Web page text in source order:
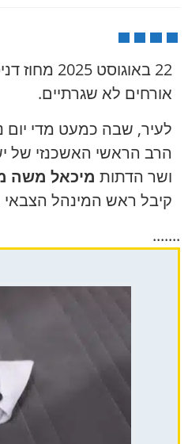
22 באוגוסט
אורחים לא שגרתיים.
לעיר, שבה כמעט מדי יום
הרב הראשי האשכנזי של
ושר הדתות מיכאל משה
קיבל ראש המינהל הצבאי
.......